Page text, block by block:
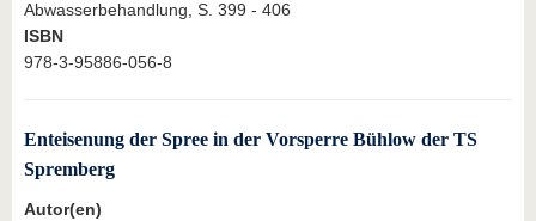
Abwasserbehandlung, S. 399 - 406
ISBN
978-3-95886-056-8
Enteisenung der Spree in der Vorsperre Bühlow der TS
Spremberg
Autor(en)